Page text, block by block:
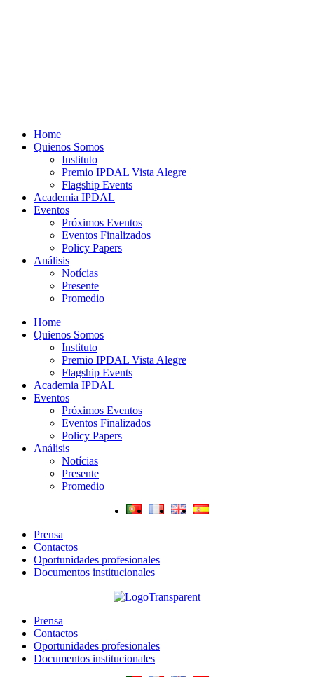
Home
Quienos Somos
Instituto
Premio IPDAL Vista Alegre
Flagship Events
Academia IPDAL
Eventos
Próximos Eventos
Eventos Finalizados
Policy Papers
Análisis
Notícias
Presente
Promedio
Home
Quienos Somos
Instituto
Premio IPDAL Vista Alegre
Flagship Events
Academia IPDAL
Eventos
Próximos Eventos
Eventos Finalizados
Policy Papers
Análisis
Notícias
Presente
Promedio
Prensa
Contactos
Oportunidades profesionales
Documentos institucionales
Prensa
Contactos
Oportunidades profesionales
Documentos institucionales